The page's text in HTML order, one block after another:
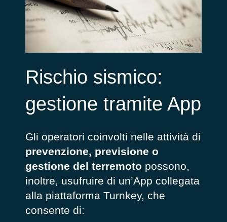
Rischio sismico:
gestione tramite App
Gli operatori coinvolti nelle attività di
prevenzione, previsione o
gestione del terremoto possono,
inoltre, usufruire di un’App collegata
alla piattaforma Turnkey, che
consente di: